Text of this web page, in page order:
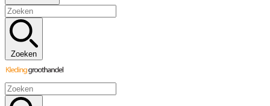
Zoeken